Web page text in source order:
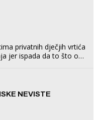
privatnih dječjih vrtića
jer ispada da to što oni
NEVISTE